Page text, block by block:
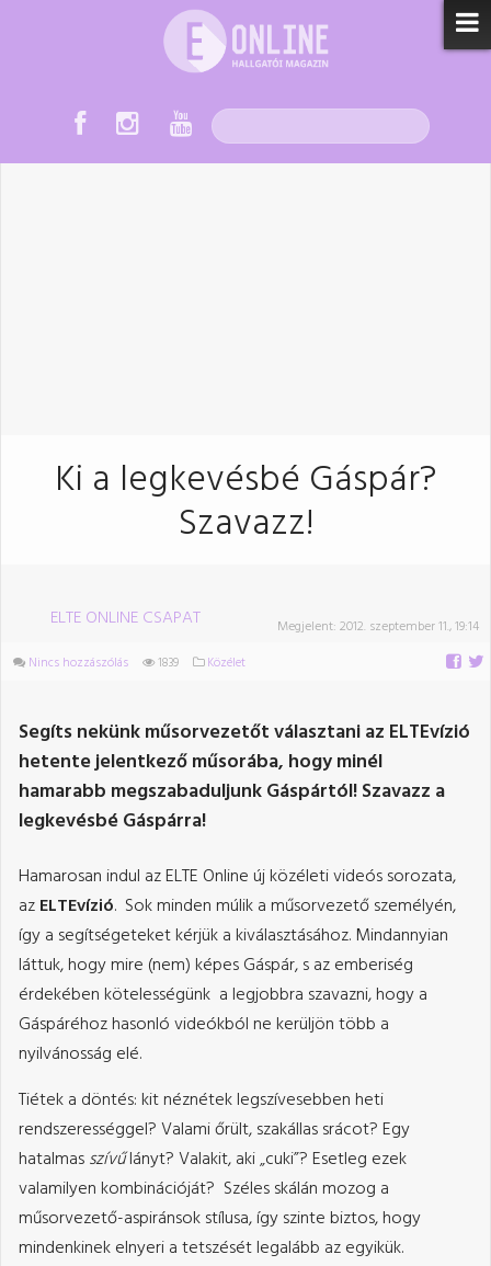
Ki a legkevésbé Gáspár?
Szavazz!
ELTE ONLINE CSAPAT Megjelent: 2012. szeptember 11., 19:14
Nincs hozzászólás 1839 Közélet
Segíts nekünk műsorvezetőt választani az ELTEvízió
hetente jelentkező műsorába, hogy minél
hamarabb megszabaduljunk Gáspártól! Szavazz a
legkevésbé Gáspárra!
Hamarosan indul az ELTE Online új közéleti videós sorozata,
azELTEvízió. Sok minden múlik a műsorvezető személyén,
így a segítségeteket kérjük a kiválasztásához. Mindannyian
láttuk, hogy mire (nem) képes Gáspár, s az emberiség
érdekében kötelességünk a legjobbra szavazni, hogy a
Gáspáréhoz hasonló videókból ne kerüljön több a
nyilvánosság elé.
Tiétek a döntés: kit néznétek legszívesebben heti
rendszerességgel? Valami őrült, szakállas srácot? Egy
hatalmasszívűlányt? Valakit, aki „cuki”? Esetleg ezek
valamilyen kombinációját? Széles skálán mozog a
műsorvezető-aspiránsok stílusa, így szinte biztos, hogy
mindenkinek elnyeri a tetszését legalább az egyikük.